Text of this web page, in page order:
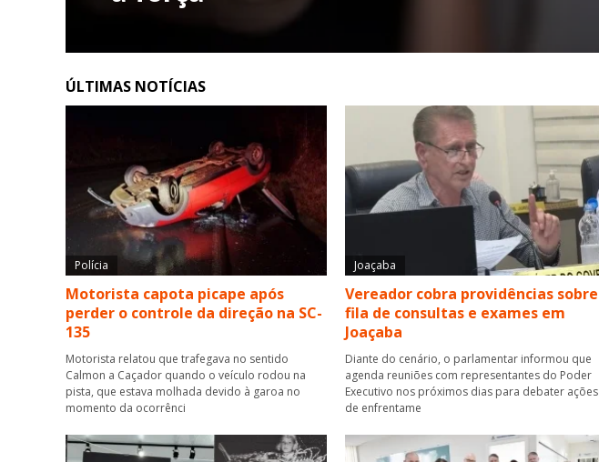
ÚLTIMAS NOTÍCIAS
Polícia
Motorista capota picape após
perder o controle da direção na SC-
135
Motorista relatou que trafegava no sentido
Calmon a Caçador quando o veículo rodou na
pista, que estava molhada devido à garoa no
momento da ocorrênci
Joaçaba
Vereador cobra providências sobre
fila de consultas e exames em
Joaçaba
Diante do cenário, o parlamentar informou que
agenda reuniões com representantes do Poder
Executivo nos próximos dias para debater ações
de enfrentame